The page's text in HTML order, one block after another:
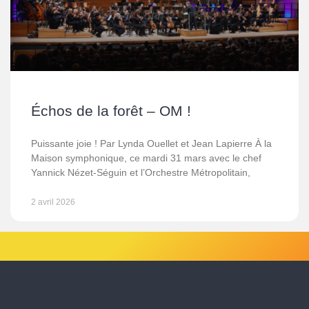
Échos de la forêt – OM !
Puissante joie ! Par Lynda Ouellet et Jean Lapierre À la
Maison symphonique, ce mardi 31 mars avec le chef
Yannick Nézet-Séguin et l’Orchestre Métropolitain,
2 avril 2026